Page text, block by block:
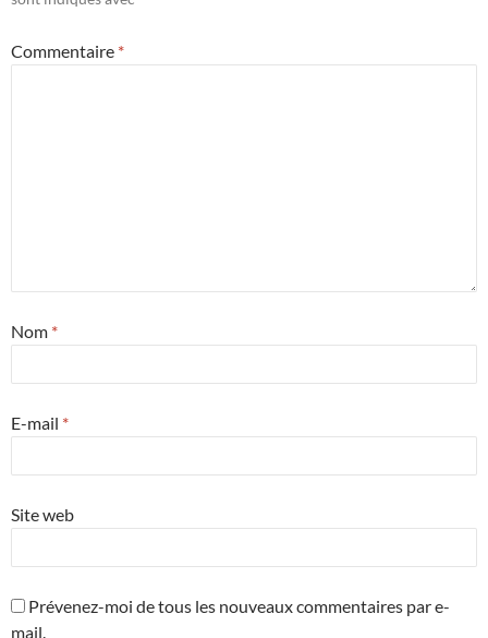
Commentaire *
Nom *
E-mail *
Site web
Prévenez-moi de tous les nouveaux commentaires par e-
mail.